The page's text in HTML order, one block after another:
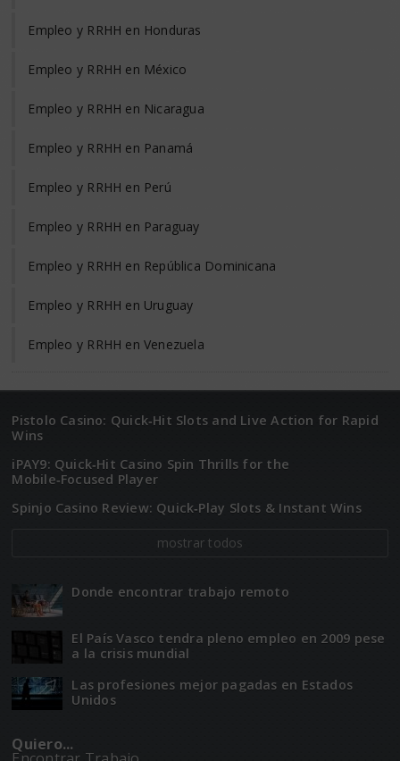
Empleo y RRHH en Honduras
Empleo y RRHH en México
Empleo y RRHH en Nicaragua
Empleo y RRHH en Panamá
Empleo y RRHH en Perú
Empleo y RRHH en Paraguay
Empleo y RRHH en República Dominicana
Empleo y RRHH en Uruguay
Empleo y RRHH en Venezuela
Pistolo Casino: Quick‑Hit Slots and Live Action for Rapid
Wins
iPAY9: Quick‑Hit Casino Spin Thrills for the
Mobile‑Focused Player
Spinjo Casino Review: Quick‑Play Slots & Instant Wins
mostrar todos
Donde encontrar trabajo remoto
El Paí­­s Vasco tendra pleno empleo en 2009 pese
a la crisis mundial
Las profesiones mejor pagadas en Estados
Unidos
Quiero...